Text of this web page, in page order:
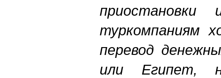
приостановки
туркомпаниям
перевод
или Египет,